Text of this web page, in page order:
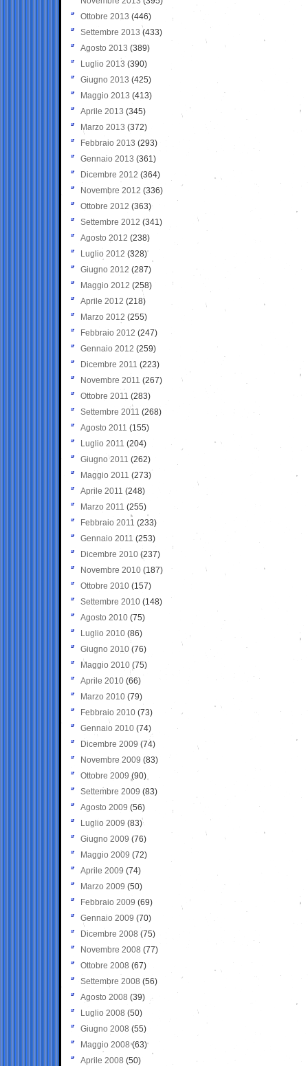
Ottobre 2013 (446)
Settembre 2013 (433)
Agosto 2013 (389)
Luglio 2013 (390)
Giugno 2013 (425)
Maggio 2013 (413)
Aprile 2013 (345)
Marzo 2013 (372)
Febbraio 2013 (293)
Gennaio 2013 (361)
Dicembre 2012 (364)
Novembre 2012 (336)
Ottobre 2012 (363)
Settembre 2012 (341)
Agosto 2012 (238)
Luglio 2012 (328)
Giugno 2012 (287)
Maggio 2012 (258)
Aprile 2012 (218)
Marzo 2012 (255)
Febbraio 2012 (247)
Gennaio 2012 (259)
Dicembre 2011 (223)
Novembre 2011 (267)
Ottobre 2011 (283)
Settembre 2011 (268)
Agosto 2011 (155)
Luglio 2011 (204)
Giugno 2011 (262)
Maggio 2011 (273)
Aprile 2011 (248)
Marzo 2011 (255)
Febbraio 2011 (233)
Gennaio 2011 (253)
Dicembre 2010 (237)
Novembre 2010 (187)
Ottobre 2010 (157)
Settembre 2010 (148)
Agosto 2010 (75)
Luglio 2010 (86)
Giugno 2010 (76)
Maggio 2010 (75)
Aprile 2010 (66)
Marzo 2010 (79)
Febbraio 2010 (73)
Gennaio 2010 (74)
Dicembre 2009 (74)
Novembre 2009 (83)
Ottobre 2009 (90)
Settembre 2009 (83)
Agosto 2009 (56)
Luglio 2009 (83)
Giugno 2009 (76)
Maggio 2009 (72)
Aprile 2009 (74)
Marzo 2009 (50)
Febbraio 2009 (69)
Gennaio 2009 (70)
Dicembre 2008 (75)
Novembre 2008 (77)
Ottobre 2008 (67)
Settembre 2008 (56)
Agosto 2008 (39)
Luglio 2008 (50)
Giugno 2008 (55)
Maggio 2008(63)
Aprile 2008 (50)